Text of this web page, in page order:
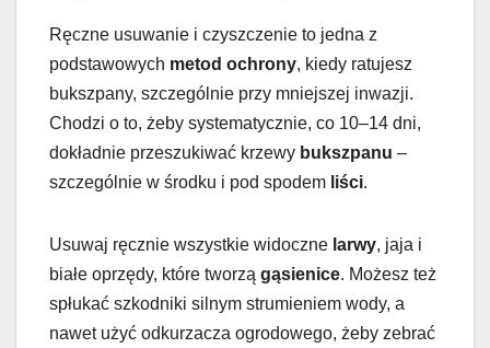
Ręczne usuwanie i czyszczenie to jedna z
podstawowych metod ochrony, kiedy ratujesz
bukszpany, szczególnie przy mniejszej inwazji.
Chodzi o to, żeby systematycznie, co 10–14 dni,
dokładnie przeszukiwać krzewy bukszpanu –
szczególnie w środku i pod spodem liści.
Usuwaj ręcznie wszystkie widoczne larwy, jaja i
białe oprzędy, które tworzą gąsienice. Możesz też
spłukać szkodniki silnym strumieniem wody, a
nawet użyć odkurzacza ogrodowego, żeby zebrać